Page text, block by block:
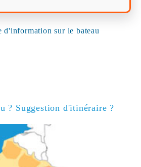
d'information sur le bateau
? Suggestion d'itinéraire ?